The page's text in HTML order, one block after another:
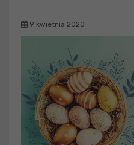
9 kwietnia 2020